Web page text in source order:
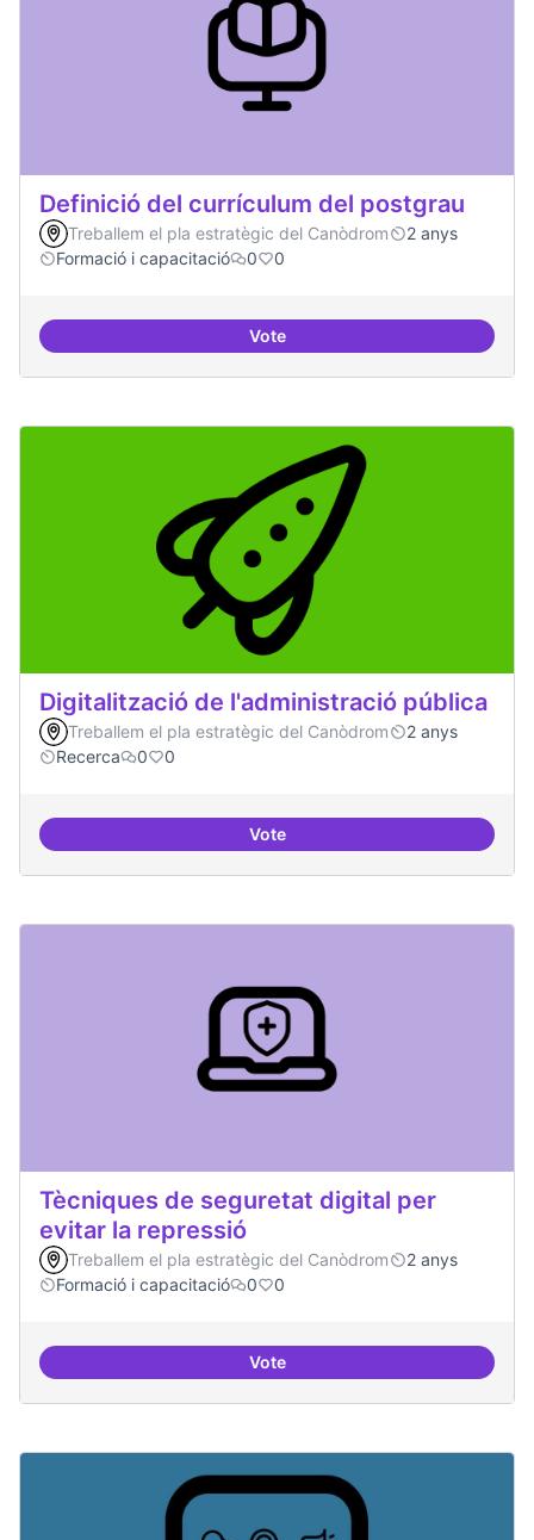
Definició del currículum del postgrau
Treballem el pla estratègic del Canòdrom
2 anys
Formació i capacitació
0 0
VoteDefinició del currículum del
Digitalització de l'administració pública
Treballem el pla estratègic del Canòdrom
2 anys
Recerca
0 0
VoteDigitalització de l'administració
Tècniques de seguretat digital per
evitar la repressió
Treballem el pla estratègic del Canòdrom
2 anys
Formació i capacitació
0 0
VoteTècniques de seguretat digital